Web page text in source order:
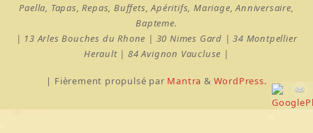
Paella, Tapas, Repas, Buffets, Apéritifs, Mariage, Anniversaire,
Bapteme.
| 13 Arles Bouches du Rhone | 30 Nimes Gard | 34 Montpellier
Herault | 84 Avignon Vaucluse |
| Fièrement propulsé par Mantra & WordPress.